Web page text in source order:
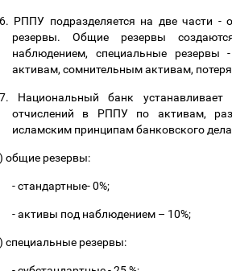
РППУ подразделяется на две части -
резервы. Общие резервы
наблюдением, специальные резервы
активам, сомнительным активам,
Национальный банк
отчислений в РППУ по активам,
исламским принципам банковского
общие резервы:
- стандартные- 0%;
- активы под наблюдением – 10%;
специальные резервы: